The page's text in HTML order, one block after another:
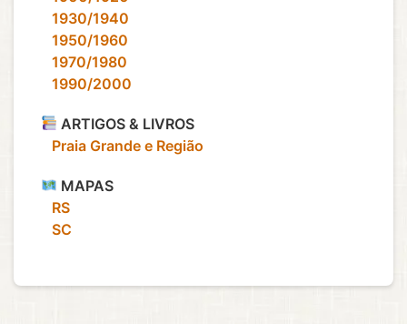
‎ ‎ ‎ 1930/1940
‎ ‎ ‎ 1950/1960
‎ ‎ ‎ 1970/1980
‎ ‎ ‎ 1990/2000
ARTIGOS & LIVROS
‎ ‎ ‎ Praia Grande e Região
MAPAS
‎ ‎ ‎ RS
‎ ‎ ‎ SC